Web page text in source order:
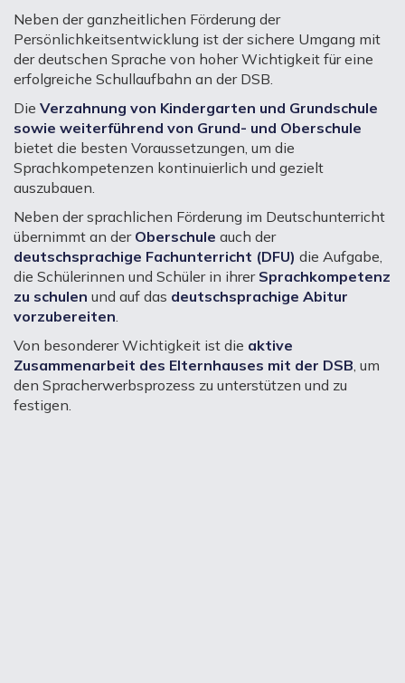
Neben der ganzheitlichen Förderung der
Persönlichkeitsentwicklung ist der sichere Umgang mit
der deutschen Sprache von hoher Wichtigkeit für eine
erfolgreiche Schullaufbahn an der DSB.
Die Verzahnung von Kindergarten und Grundschule
sowie weiterführend von Grund- und Oberschule
bietet die besten Voraussetzungen, um die
Sprachkompetenzen kontinuierlich und gezielt
auszubauen.
Neben der sprachlichen Förderung im Deutschunterricht
übernimmt an der Oberschule auch der
deutschsprachige Fachunterricht (DFU) die Aufgabe,
die Schülerinnen und Schüler in ihrer Sprachkompetenz
zu schulen und auf das deutschsprachige Abitur
vorzubereiten
Von besonderer Wichtigkeit ist die aktive
Zusammenarbeit des Elternhauses mit der DSB , um
den Spracherwerbsprozess zu unterstützen und zu
festigen.